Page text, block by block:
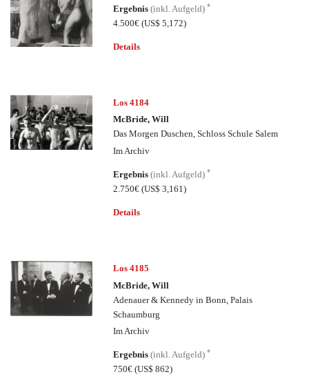
Ergebnis(inkl. Aufgeld)*
4.500€(US$ 5,172)
Details
Los 4184
McBride, Will
Das Morgen Duschen, Schloss Schule Salem
Im Archiv
Ergebnis(inkl. Aufgeld)*
2.750€(US$ 3,161)
Details
Los 4185
McBride, Will
Adenauer & Kennedy in Bonn, Palais
Schaumburg
Im Archiv
Ergebnis(inkl. Aufgeld)*
750€(US$ 862)